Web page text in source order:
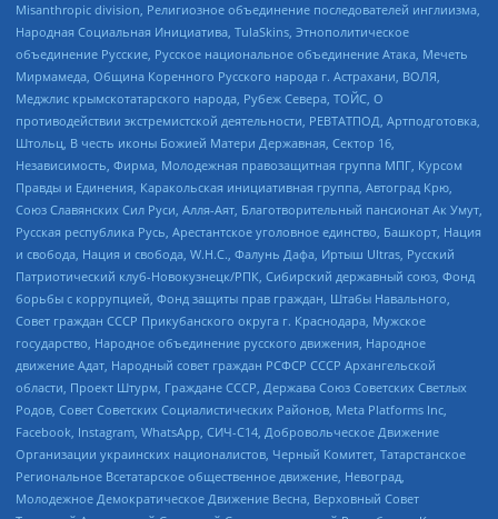
Misanthropic division, Религиозное объединение последователей инглиизма,
Народная Социальная Инициатива, TulaSkins, Этнополитическое
объединение Русские, Русское национальное объединение Атака, Мечеть
Мирмамеда, Община Коренного Русского народа г. Астрахани, ВОЛЯ,
Меджлис крымскотатарского народа, Рубеж Севера, ТОЙС, О
противодействии экстремистской деятельности, РЕВТАТПОД, Артподготовка,
Штольц, В честь иконы Божией Матери Державная, Сектор 16,
Независимость, Фирма, Молодежная правозащитная группа МПГ, Курсом
Правды и Единения, Каракольская инициативная группа, Автоград Крю,
Союз Славянских Сил Руси, Алля-Аят, Благотворительный пансионат Ак Умут,
Русская республика Русь, Арестантское уголовное единство, Башкорт, Нация
и свобода, Нация и свобода, W.H.С., Фалунь Дафа, Иртыш Ultras, Русский
Патриотический клуб-Новокузнецк/РПК, Сибирский державный союз, Фонд
борьбы с коррупцией, Фонд защиты прав граждан, Штабы Навального,
Совет граждан СССР Прикубанского округа г. Краснодара, Мужское
государство, Народное объединение русского движения, Народное
движение Адат, Народный совет граждан РСФСР СССР Архангельской
области, Проект Штурм, Граждане СССР, Держава Союз Советских Светлых
Родов, Совет Советских Социалистических Районов, Meta Platforms Inc,
Facebook, Instagram, WhatsApp, СИЧ-С14, Добровольческое Движение
Организации украинских националистов, Черный Комитет, Татарстанское
Региональное Всетатарское общественное движение, Невоград,
Молодежное Демократическое Движение Весна, Верховный Совет